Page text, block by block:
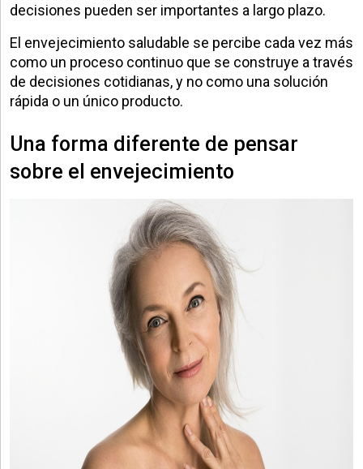
decisiones pueden ser importantes a largo plazo.
El envejecimiento saludable se percibe cada vez más
como un proceso continuo que se construye a través
de decisiones cotidianas, y no como una solución
rápida o un único producto.
Una forma diferente de pensar
sobre el envejecimiento